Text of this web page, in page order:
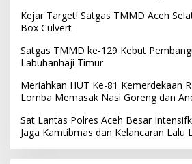
Kejar Target! Satgas TMMD Aceh
Box Culvert
Satgas TMMD ke-129 Kebut
Labuhanhaji Timur
Meriahkan HUT Ke-81 Kemerdekaan
Lomba Memasak Nasi Goreng dan
Sat Lantas Polres Aceh Besar
Jaga Kamtibmas dan Kelancaran Lalu